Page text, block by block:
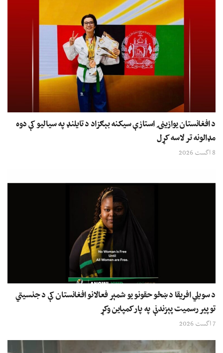
د افغانستان یوازینۍ استازې سیکنه بېګزاد د تایلنډ په سیالیو کې دوه
مډالونه تر لاسه کړل
8 اگست 2026
د سویلي افریقا د ښځو حقونو یو شمېر فعالانو افغانستان کې د جنسیتي
توپیر رسمیت پېزندنې په پار کمپاین وکړ
7 اگست 2026